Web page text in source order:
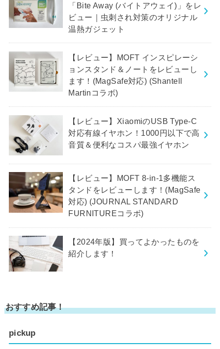
「Bite Away (バイトアウェイ)」をレ
ビュー｜虫刺され対策のオリジナル
温熱ガジェット
【レビュー】MOFT インスピレーシ
ョンスタンド＆ノートをレビューし
ます！(MagSafe対応) (Shantell
Martinコラボ)
【レビュー】XiaomiのUSB Type-C
対応有線イヤホン！1000円以下で高
音質＆便利なコスパ最強イヤホン
【レビュー】MOFT 8-in-1多機能ス
タンドをレビューします！(MagSafe
対応) (JOURNAL STANDARD
FURNITUREコラボ)
【2024年版】買ってよかったものを
紹介します！
おすすめ記事！
pickup